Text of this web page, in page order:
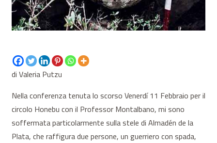
di Valeria Putzu
Nella conferenza tenuta lo scorso Venerdí 11 Febbraio per il
circolo Honebu con il Professor Montalbano, mi sono
soffermata particolarmente sulla stele di Almadén de la
Plata, che raffigura due persone, un guerriero con spada,